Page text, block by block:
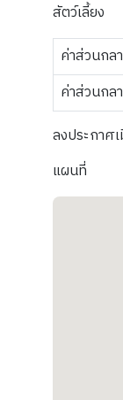
สัตว์เลี้ยง
ค่าส่วนกล
ค่าส่วนกล
ลงประกาศ
แผนที่